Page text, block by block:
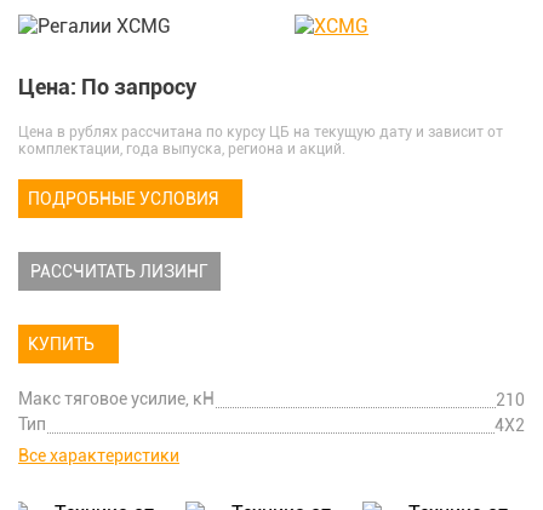
Цена: По запросу
Цена в рублях рассчитана по курсу ЦБ на текущую дату и зависит от
комплектации, года выпуска, региона и акций.
ПОДРОБНЫЕ УСЛОВИЯ
РАССЧИТАТЬ ЛИЗИНГ
КУПИТЬ
Макс тяговое усилие, кН
210
Тип
4Х2
Все характеристики